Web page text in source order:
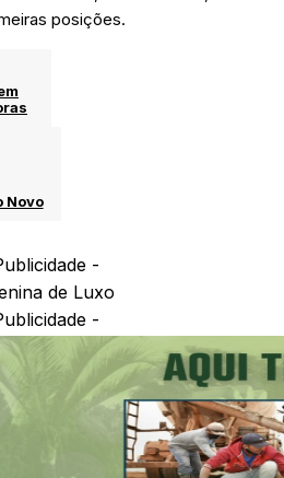
posições.
Novo
-
-